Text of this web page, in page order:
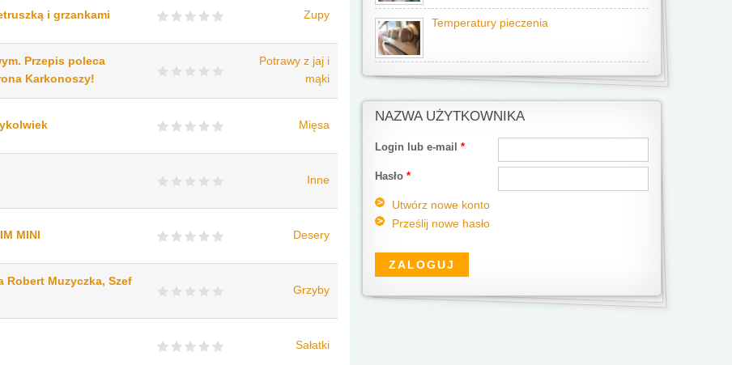
i grzankami Zupy
Przepis poleca
Karkonoszy!
Potrawy z jaj i
mąki
Mięsa
Inne
MINI Desery
Robert Muzyczka, Szef
Grzyby
Sałatki
Temperatury pieczenia
NAZWA UŻYTKOWNIKA
Login lub e-mail *
Hasło *
Utwórz nowe konto
Prześlij nowe hasło